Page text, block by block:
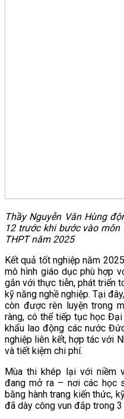
Thầy Nguyễn Văn Hùng
12 trước khi bước vào
THPT năm 2025
Kết quả tốt nghiệp năm
mô hình giáo dục phù hợp
gắn với thực tiễn, phát triển
kỹ năng nghề nghiệp. Tại
còn được rèn luyện trong
ràng, có thể tiếp tục học
khẩu lao động các nước
nghiệp liên kết, hợp tác với
và tiết kiệm chi phí.
Mùa thi khép lại với niềm
đang mở ra – nơi các học
bằng hành trang kiến thức,
đã dày công vun đắp trong 3